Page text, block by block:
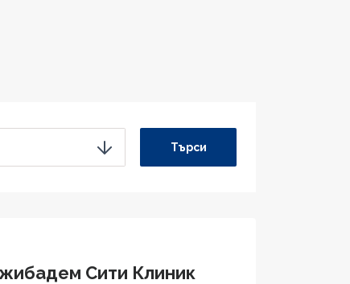
Търси
Сити Клиник